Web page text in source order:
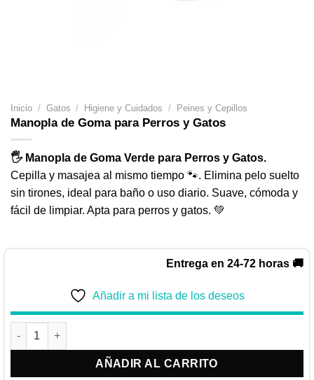
Inicio / Gatos / Higiene y Cuidados / Peines y Cepillos
Manopla de Goma para Perros y Gatos
🖐️ Manopla de Goma Verde para Perros y Gatos.
Cepilla y masajea al mismo tiempo 🐾. Elimina pelo suelto
sin tirones, ideal para baño o uso diario. Suave, cómoda y
fácil de limpiar. Apta para perros y gatos. 💚
Entrega en 24-72 horas 🚚
Añadir a mi lista de los deseos
Manopla de Goma para Perros y Gatos cantidad
AÑADIR AL CARRITO